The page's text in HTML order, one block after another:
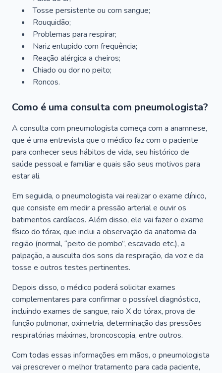
Tosse persistente ou com sangue;
Rouquidão;
Problemas para respirar;
Nariz entupido com frequência;
Reação alérgica a cheiros;
Chiado ou dor no peito;
Roncos.
Como é uma consulta com pneumologista?
A consulta com pneumologista começa com a anamnese,
que é uma entrevista que o médico faz com o paciente
para conhecer seus hábitos de vida, seu histórico de
saúde pessoal e familiar e quais são seus motivos para
estar ali.
Em seguida, o pneumologista vai realizar o exame clínico,
que consiste em medir a pressão arterial e ouvir os
batimentos cardíacos. Além disso, ele vai fazer o exame
físico do tórax, que inclui a observação da anatomia da
região (normal, “peito de pombo”, escavado etc.), a
palpação, a ausculta dos sons da respiração, da voz e da
tosse e outros testes pertinentes.
Depois disso, o médico poderá solicitar exames
complementares para confirmar o possível diagnóstico,
incluindo exames de sangue, raio X do tórax, prova de
função pulmonar, oximetria, determinação das pressões
respiratórias máximas, broncoscopia, entre outros.
Com todas essas informações em mãos, o pneumologista
vai prescrever o melhor tratamento para cada paciente,